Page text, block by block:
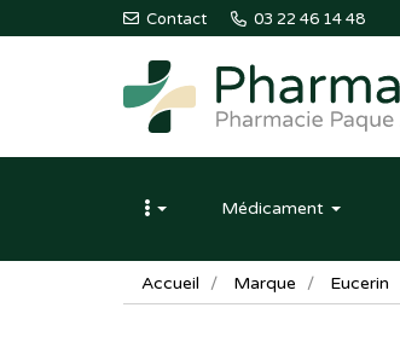
Contact 03 22 46 14 48
Pharmaleo
Pharmacie
Paque
Amiens
Médicament
Accueil Marque Eucerin